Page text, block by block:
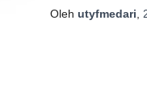
Oleh utyfmedari